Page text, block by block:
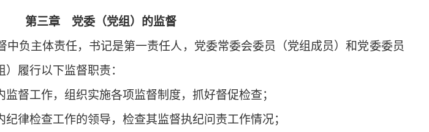
第三章 党委（党组）的监督
主体责任，书记是第一责任人，党委常委会委员（党组成员）和党委委员
履行以下监督职责：
工作，组织实施各项监督制度，抓好督促检查；
检查工作的领导，检查其监督执纪问责工作情况；